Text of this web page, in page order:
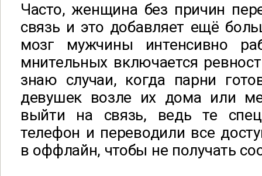
Часто, женщина без причин
связь и это добавляет ещё
мозг мужчины интенсивно
мнительных включается
знаю случаи, когда парни
девушек возле их дома или
выйти на связь, ведь те
телефон и переводили все
в оффлайн, чтобы не получать